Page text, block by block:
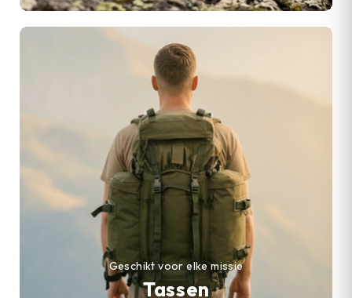
Tassen
Geschikt voor elke missie